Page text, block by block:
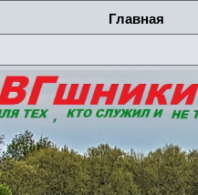
Главная